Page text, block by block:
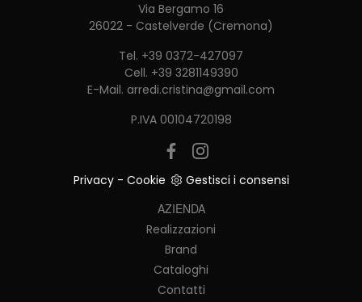
Via Bergamo 16
26022 - Castelverde (Cremona)
Tel. +39 0372-427097
Cell. +39 3281149390
E-Mail. arredi.cristina@gmail.com
P.IVA 00104720198
Privacy- Cookie
Gestisci i consensi
AZIENDA
Realizzazioni
Brand
Cataloghi
Contatti